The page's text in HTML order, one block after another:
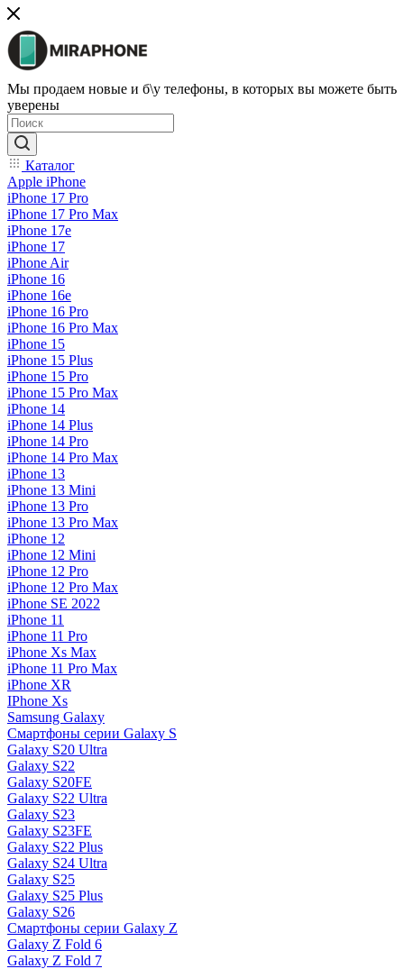
Мы продаем новые и б\у телефоны, в которых вы можете быть
уверены
Каталог
Apple iPhone
iPhone 17 Pro
iPhone 17 Pro Max
iPhone 17e
iPhone 17
iPhone Air
iPhone 16
iPhone 16e
iPhone 16 Pro
iPhone 16 Pro Max
iPhone 15
iPhone 15 Plus
iPhone 15 Pro
iPhone 15 Pro Max
iPhone 14
iPhone 14 Plus
iPhone 14 Pro
iPhone 14 Pro Max
iPhone 13
iPhone 13 Mini
iPhone 13 Pro
iPhone 13 Pro Max
iPhone 12
iPhone 12 Mini
iPhone 12 Pro
iPhone 12 Pro Max
iPhone SE 2022
iPhone 11
iPhone 11 Pro
iPhone Xs Max
iPhone 11 Pro Max
iPhone XR
IPhone Xs
Samsung Galaxy
Смартфоны серии Galaxy S
Galaxy S20 Ultra
Galaxy S22
Galaxy S20FE
Galaxy S22 Ultra
Galaxy S23
Galaxy S23FE
Galaxy S22 Plus
Galaxy S24 Ultra
Galaxy S25
Galaxy S25 Plus
Galaxy S26
Смартфоны серии Galaxy Z
Galaxy Z Fold 6
Galaxy Z Fold 7